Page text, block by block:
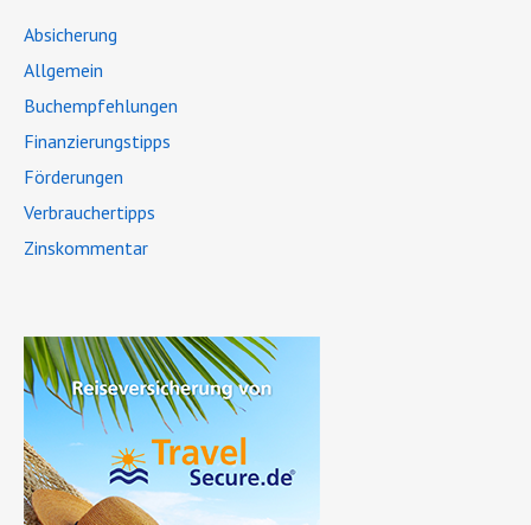
Absicherung
Allgemein
Buchempfehlungen
Finanzierungstipps
Förderungen
Verbrauchertipps
Zinskommentar